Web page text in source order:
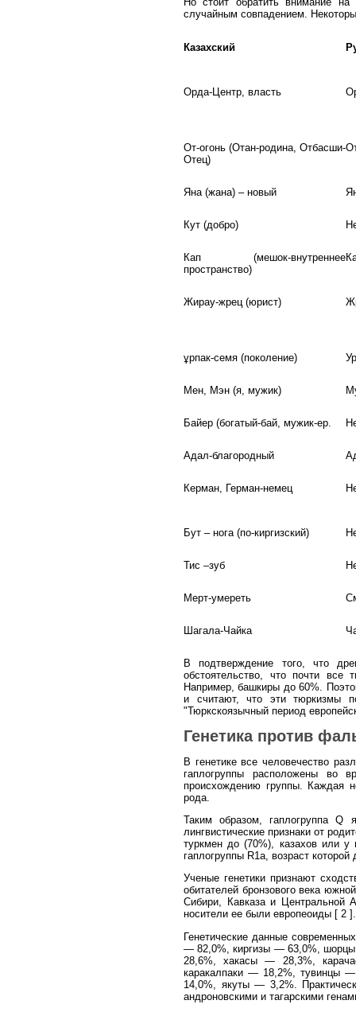
случайным совпадением.
Казахский
Орда-Центр, власть
От-огонь (Отан-родина, Отбасши-
Отец)
Яна (жана) – новый
Кут (добро)
Кап (мешок-внутреннее
пространство)
Жирау-жрец (юрист)
ұрпак-семя (поколение)
Мен, Мэн (я, мужик)
Байер (богатый-бай, мужик-ер.
Адал-благородный
Керман, Герман-немец
Бут – нога (по-киргизский)
Тис –зуб
Мерт-умереть
Шагала-Чайка
В подтверждение того, что
обстоятельство, что почти все
Например, башкиры до 60%.
и считают, что эти тюркизмы
"Тюркскоязычный период
Генетика против
В генетике все человечество
гаплогруппы расположены во
происхождению группы. Каждая
рода.
Таким образом, гаплогруппаQ
лингвистические признаки от
туркмен до (70%), казахов или у
гаплогруппы R1a, возраст
Ученые генетики признают
обитателей бронзового века
Сибири, Кавказа и Центральной
носители ее были европеоиды [ 2 ].
Генетические данные
— 82,0%, киргизы — 63,0%,
28,6%, хакасы — 28,3%,
каракалпаки — 18,2%, тувинцы
14,0%, якуты — 3,2%.
андроновскими и тагарскими